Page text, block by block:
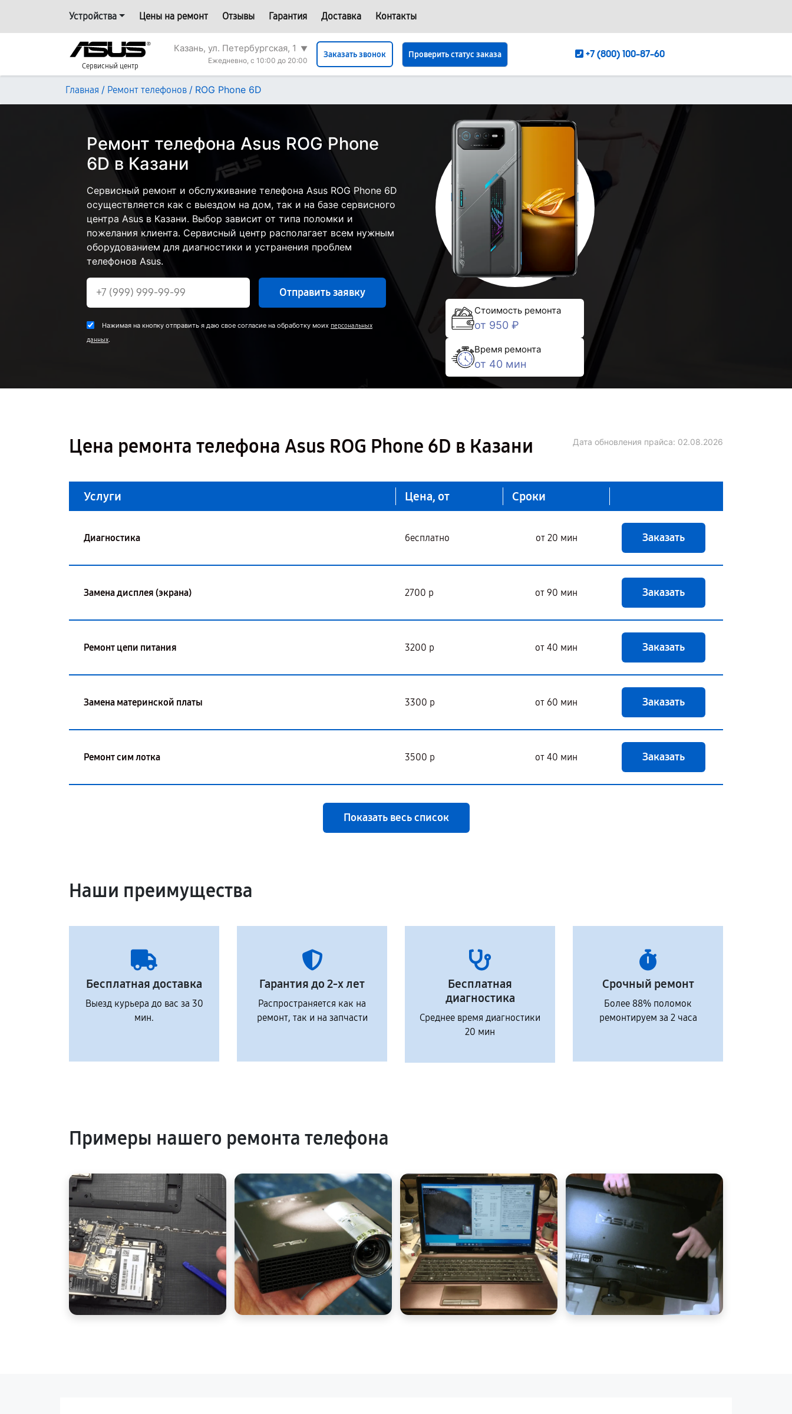
Устройства Цены на ремонт Отзывы Гарантия Доставка Контакты
Сервисный центр
Казань, ул. Петербургская, 1
▼
Ежедневно, с 10:00 до 20:00
Заказать звонок Проверить статус заказа +7 (800) 100-87-60
Главная / Ремонт телефонов / ROG Phone 6D
Ремонт телефона Asus ROG Phone
6D в Казани
Сервисный ремонт и обслуживание телефона Asus ROG Phone 6D
осуществляется как с выездом на дом, так и на базе сервисного
центра Asus в Казани. Выбор зависит от типа поломки и
пожелания клиента. Сервисный центр располагает всем нужным
оборудованием для диагностики и устранения проблем
телефонов Asus.
Отправить заявку
Нажимая на кнопку отправить я даю свое согласие на обработку моих персональных
данных.
Стоимость ремонта
от 950 ₽
Время ремонта
от 40 мин
Цена ремонта телефона Asus ROG Phone 6D в Казани Дата обновления прайса: 02.08.2026
Услуги Цена, от Сроки
Диагностика бесплатно от 20 мин Заказать
Замена дисплея (экрана) 2700 р от 90 мин Заказать
Ремонт цепи питания 3200 р от 40 мин Заказать
Замена материнской платы 3300 р от 60 мин Заказать
Ремонт сим лотка 3500 р от 40 мин Заказать
Показать весь список
Наши преимущества
Бесплатная доставка
Выезд курьера до вас за 30
мин.
Гарантия до 2-х лет
Распространяется как на
ремонт, так и на запчасти
Бесплатная
диагностика
Среднее время диагностики
20 мин
Срочный ремонт
Более 88% поломок
ремонтируем за 2 часа
Примеры нашего ремонта телефона